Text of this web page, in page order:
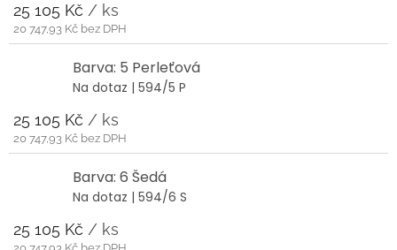
25 105 Kč / ks
20 747,93 Kč bez DPH
Barva: 5 Perleťová
Na dotaz | 594/5 P
25 105 Kč / ks
20 747,93 Kč bez DPH
Barva: 6 Šedá
Na dotaz | 594/6 S
25 105 Kč / ks